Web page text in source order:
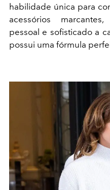
habilidade única para
acessórios
pessoal e sofisticado a
possui uma fórmula